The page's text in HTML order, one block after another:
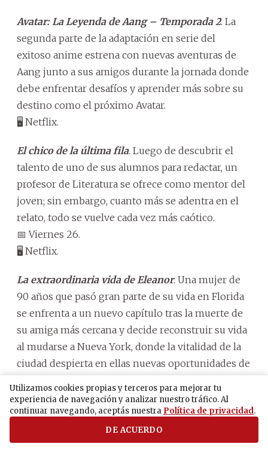
Avatar: La Leyenda de Aang – Temporada 2. La
segunda parte de la adaptación en serie del
exitoso anime estrena con nuevas aventuras de
Aang junto a sus amigos durante la jornada donde
debe enfrentar desafíos y aprender más sobre su
destino como el próximo Avatar.
🖥️ Netflix.
El chico de la última fila. Luego de descubrir el
talento de uno de sus alumnos para redactar, un
profesor de Literatura se ofrece como mentor del
joven; sin embargo, cuanto más se adentra en el
relato, todo se vuelve cada vez más caótico.
📅 Viernes 26.
🖥️ Netflix.
La extraordinaria vida de Eleanor. Una mujer de
90 años que pasó gran parte de su vida en Florida
se enfrenta a un nuevo capítulo tras la muerte de
su amiga más cercana y decide reconstruir su vida
al mudarse a Nueva York, donde la vitalidad de la
ciudad despierta en ellas nuevas oportunidades de
📅 Viernes 26.
🖥️ HBO Max.
La mitad que falta. Dos jóvenes que perdieron a
Utilizamos cookies propias y terceros para mejorar tu
experiencia de navegación y analizar nuestro tráfico. Al
continuar navegando, aceptás nuestra Política de privacidad.
DE ACUERDO